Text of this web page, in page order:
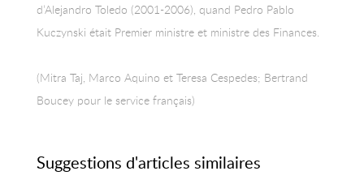
d’Alejandro Toledo (2001-2006), quand Pedro Pablo
Kuczynski était Premier ministre et ministre des Finances.
(Mitra Taj, Marco Aquino et Teresa Cespedes; Bertrand
Boucey pour le service français)
Suggestions d'articles similaires